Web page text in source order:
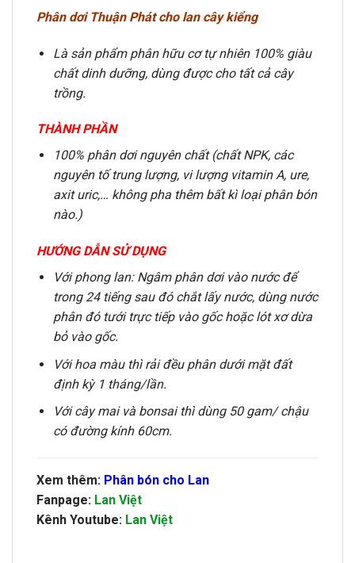
Phân dơi Thuận Phát cho lan cây kiểng
Là sản phẩm phân hữu cơ tự nhiên 100% giàu
chất dinh dưỡng, dùng được cho tất cả cây
trồng.
THÀNH PHẦN
100% phân dơi nguyên chất (chất NPK, các
nguyên tố trung lượng, vi lượng vitamin A, ure,
axit uric,… không pha thêm bất kì loại phân bón
nào.)
HƯỚNG DẪN SỬ DỤNG
Với phong lan: Ngâm phân dơi vào nước để
trong 24 tiếng sau đó chắt lấy nước, dùng nước
phân đó tưới trực tiếp vào gốc hoặc lót xơ dừa
bỏ vào gốc.
Với hoa màu thì rải đều phân dưới mặt đất
định kỳ 1 tháng/lần.
Với cây mai và bonsai thì dùng 50 gam/ chậu
có đường kính 60cm.
Xem thêm: Phân bón cho Lan
Fanpage: Lan Việt
Kênh Youtube: Lan Việt